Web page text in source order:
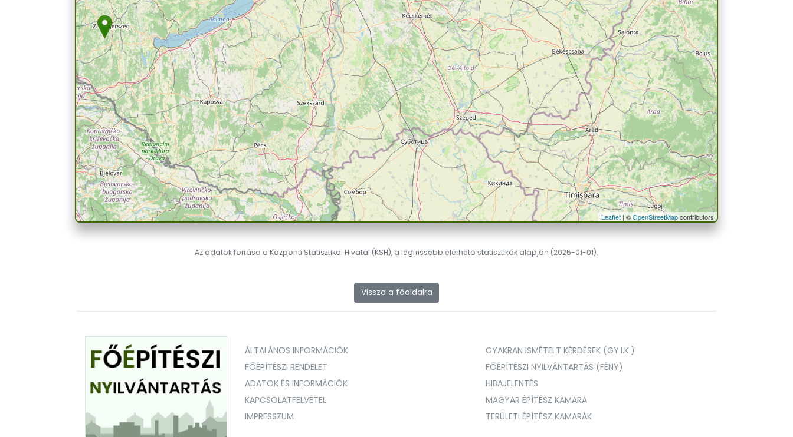
Leaflet | ©OpenStreetMapcontributors
Az adatok forrása a Központi Statisztikai Hivatal (KSH), a legfrissebb elérhető statisztikák alapján (2025-01-01).
Vissza a főoldalra
ÁLTALÁNOS INFORMÁCIÓK
GYAKRAN ISMÉTELT KÉRDÉSEK (GY.I.K.)
FŐÉPÍTÉSZI RENDELET
FŐÉPÍTÉSZI NYILVÁNTARTÁS (FÉNY)
ADATOK ÉS INFORMÁCIÓK
HIBAJELENTÉS
KAPCSOLATFELVÉTEL
MAGYAR ÉPÍTÉSZ KAMARA
IMPRESSZUM
TERÜLETI ÉPÍTÉSZ KAMARÁK